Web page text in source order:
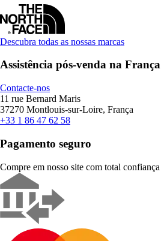
Descubra todas as nossas marcas
Assistência pós-venda na França
Contacte-nos
11 rue Bernard Maris
37270 Montlouis-sur-Loire, França
+33 1 86 47 62 58
Pagamento seguro
Compre em nosso site com total confiança